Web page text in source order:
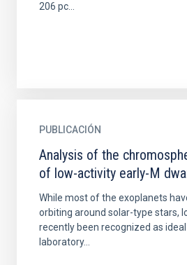
206 pc...
PUBLICACIÓN
Analysis of the
of low-activity early-M
While most of the exoplanets
orbiting around solar-type stars,
recently been recognized as
laboratory...